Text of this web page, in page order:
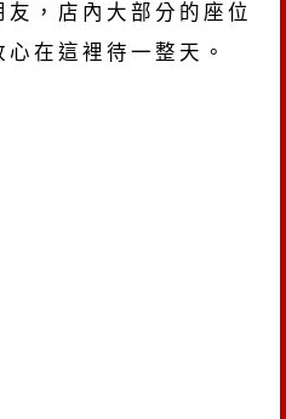
，店內大部分的座位
在這裡待一整天。